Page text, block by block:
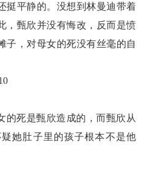
挺平静的。没想到林曼迪带着
，甄欣并没有悔改，反而是愤
子，对母女的死没有丝毫的自
的死是甄欣造成的，而甄欣从
她肚子里的孩子根本不是他